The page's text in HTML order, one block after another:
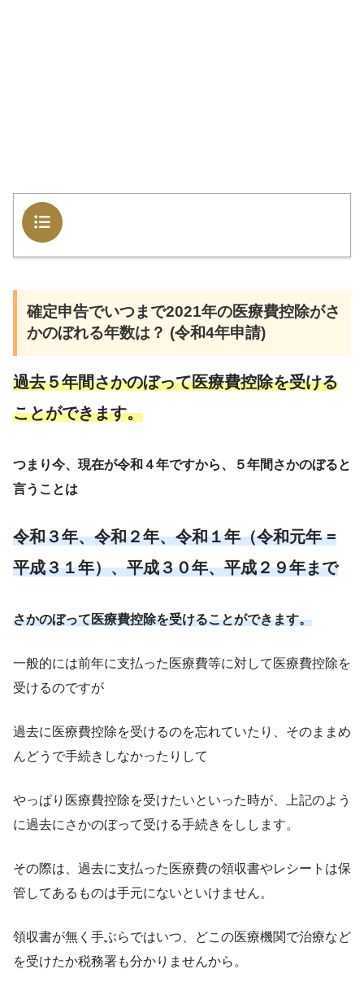
目次
確定申告でいつまで2021年の医療費控除がさ
かのぼれる年数は？ (令和4年申請)
過去５年間さかのぼって医療費控除を受ける
ことができます。
つまり今、現在が令和４年ですから、５年間さかのぼると
言うことは
令和３年、令和２年、令和１年（令和元年 =
平成３１年）、平成３０年、平成２９年まで
さかのぼって医療費控除を受けることができます。
一般的には前年に支払った医療費等に対して医療費控除を
受けるのですが
過去に医療費控除を受けるのを忘れていたり、そのままめ
んどうで手続きしなかったりして
やっぱり医療費控除を受けたいといった時が、上記のよう
に過去にさかのぼって受ける手続きをしします。
その際は、過去に支払った医療費の領収書やレシートは保
管してあるものは手元にないといけません。
領収書が無く手ぶらではいつ、どこの医療機関で治療など
を受けたか税務署も分かりませんから。